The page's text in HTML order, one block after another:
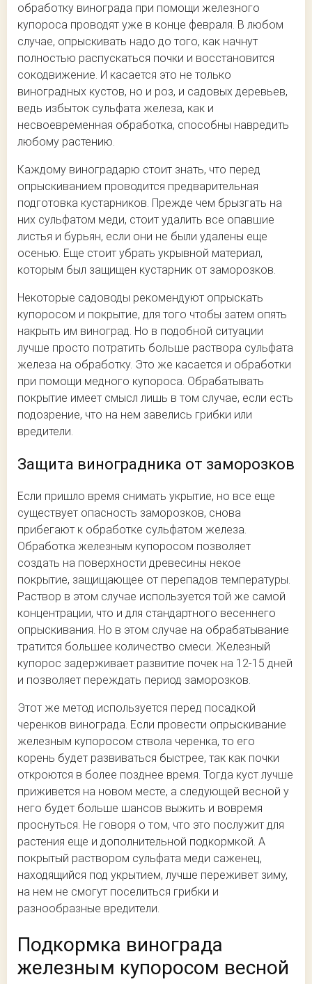
обработку винограда при помощи железного
купороса проводят уже в конце февраля. В любом
случае, опрыскивать надо до того, как начнут
полностью распускаться почки и восстановится
сокодвижение. И касается это не только
виноградных кустов, но и роз, и садовых деревьев,
ведь избыток сульфата железа, как и
несвоевременная обработка, способны навредить
любому растению.
Каждому виноградарю стоит знать, что перед
опрыскиванием проводится предварительная
подготовка кустарников. Прежде чем брызгать на
них сульфатом меди, стоит удалить все опавшие
листья и бурьян, если они не были удалены еще
осенью. Еще стоит убрать укрывной материал,
которым был защищен кустарник от заморозков.
Некоторые садоводы рекомендуют опрыскать
купоросом и покрытие, для того чтобы затем опять
накрыть им виноград. Но в подобной ситуации
лучше просто потратить больше раствора сульфата
железа на обработку. Это же касается и обработки
при помощи медного купороса. Обрабатывать
покрытие имеет смысл лишь в том случае, если есть
подозрение, что на нем завелись грибки или
вредители.
Защита виноградника от заморозков
Если пришло время снимать укрытие, но все еще
существует опасность заморозков, снова
прибегают к обработке сульфатом железа.
Обработка железным купоросом позволяет
создать на поверхности древесины некое
покрытие, защищающее от перепадов температуры.
Раствор в этом случае используется той же самой
концентрации, что и для стандартного весеннего
опрыскивания. Но в этом случае на обрабатывание
тратится большее количество смеси. Железный
купорос задерживает развитие почек на 12-15 дней
и позволяет переждать период заморозков.
Этот же метод используется перед посадкой
черенков винограда. Если провести опрыскивание
железным купоросом ствола черенка, то его
корень будет развиваться быстрее, так как почки
откроются в более позднее время. Тогда куст лучше
приживется на новом месте, а следующей весной у
него будет больше шансов выжить и вовремя
проснуться. Не говоря о том, что это послужит для
растения еще и дополнительной подкормкой. А
покрытый раствором сульфата меди саженец,
находящийся под укрытием, лучше переживет зиму,
на нем не смогут поселиться грибки и
разнообразные вредители.
Подкормка винограда
железным купоросом весной